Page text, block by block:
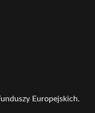
Europejskich.